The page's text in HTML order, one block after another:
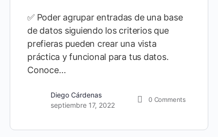
✅ Poder agrupar entradas de una base
de datos siguiendo los criterios que
prefieras pueden crear una vista
práctica y funcional para tus datos.
Conoce…
Diego Cárdenas
septiembre 17, 2022
0 Comments